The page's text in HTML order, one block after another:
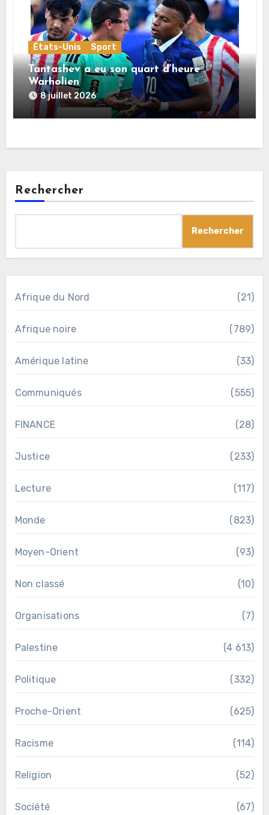
États-Unis Sport
Tantashev a eu son quart d’heure
Warholien
8 juillet 2026
Rechercher
Rechercher
Afrique du Nord (21)
Afrique noire (789)
Amérique latine (33)
Communiqués (555)
FINANCE (28)
Justice (233)
Lecture (117)
Monde (823)
Moyen-Orient (93)
Non classé (10)
Organisations (7)
Palestine (4 613)
Politique (332)
Proche-Orient (625)
Racisme (114)
Religion (52)
Société (67)